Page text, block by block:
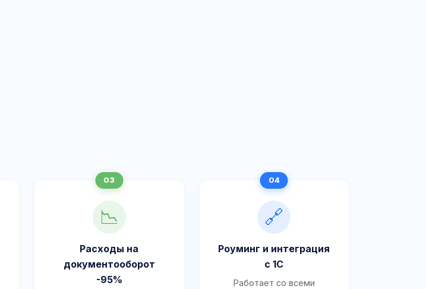
📉
Расходы на
документооборот
-95%
🔗
Роуминг и интеграция
с 1С
Работает со всеми